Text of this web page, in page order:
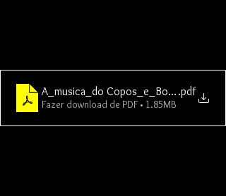
A_musica_do Copos_e_Bocas.pdf
Fazer download de PDF • 1.85MB